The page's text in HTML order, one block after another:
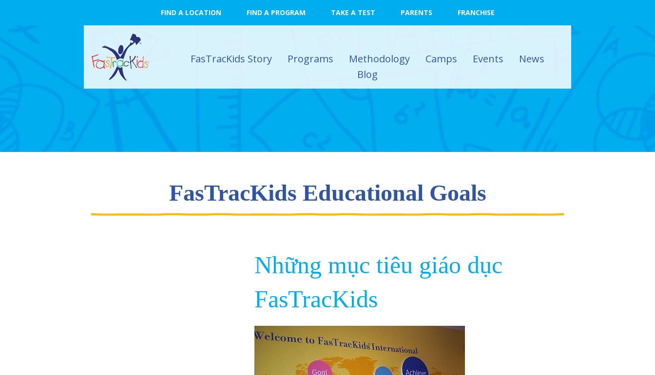
FIND A LOCATION FIND A PROGRAM TAKE A TEST PARENTS FRANCHISE
FasTracKids Story Programs Methodology Camps Events
News
Blog
FasTracKids Educational Goals
Những mục tiêu giáo dục
FasTracKids